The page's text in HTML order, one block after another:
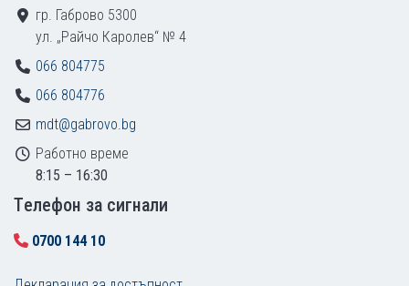
гр. Габрово 5300
ул. „Райчо Каролев“ № 4
066 804775
066 804776
mdt@gabrovo.bg
Работно време
8:15 – 16:30
Tелефон за сигнали
0700 144 10